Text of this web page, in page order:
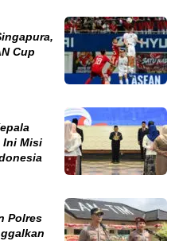
Cup
Ini Misi
Polres